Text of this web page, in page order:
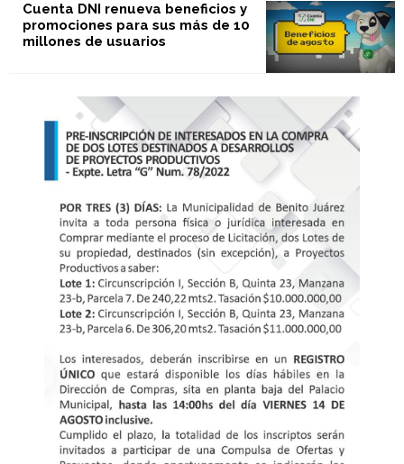
Cuenta DNI renueva beneficios y
promociones para sus más de 10
millones de usuarios